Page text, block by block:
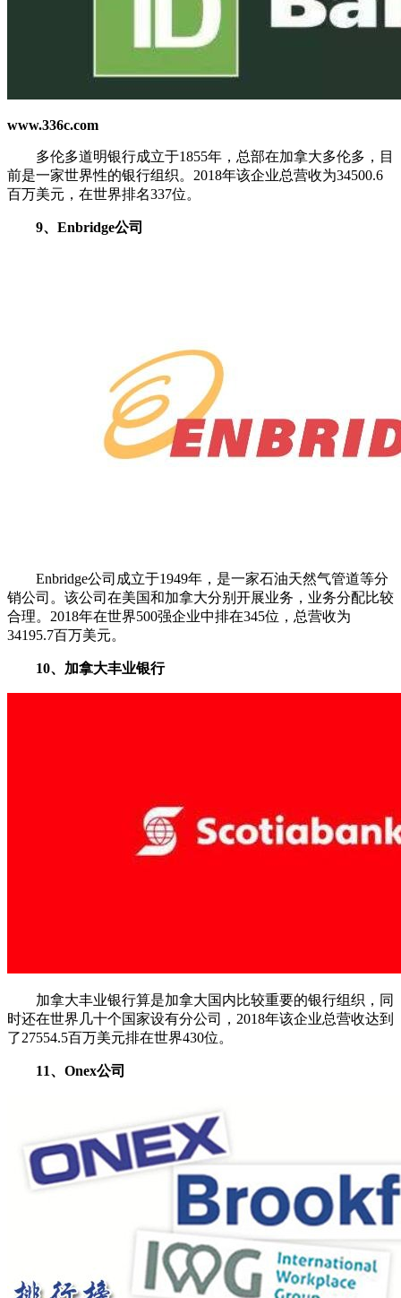
www.336c.com
多伦多道明银行成立于1855年，总部在加拿大多伦多，目
前是一家世界性的银行组织。2018年该企业总营收为34500.6
百万美元，在世界排名337位。
9、Enbridge公司
Enbridge公司成立于1949年，是一家石油天然气管道等分
销公司。该公司在美国和加拿大分别开展业务，业务分配比较
合理。2018年在世界500强企业中排在345位，总营收为
34195.7百万美元。
10、加拿大丰业银行
加拿大丰业银行算是加拿大国内比较重要的银行组织，同
时还在世界几十个国家设有分公司，2018年该企业总营收达到
了27554.5百万美元排在世界430位。
11、Onex公司